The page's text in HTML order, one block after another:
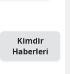
Kimdir
Haberleri